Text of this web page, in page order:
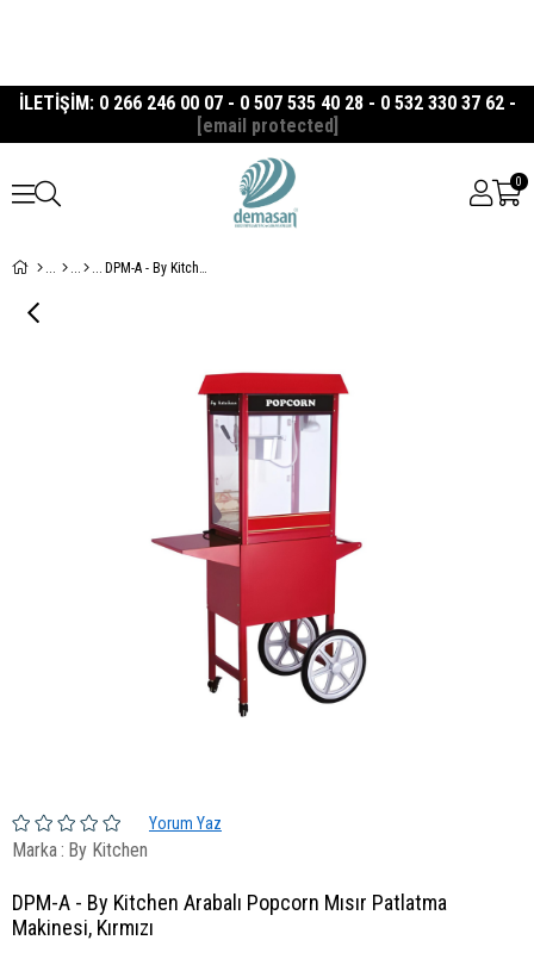
İLETİŞİM: 0 266 246 00 07 - 0 507 535 40 28 - 0 532 330 37 62 -
[email protected]
0
DPM-A - By Kitchen Arabalı Popcorn Mısır Patlatma Makinesi, Kırmızı
Yorum Yaz
Marka: By Kitchen
DPM-A - By Kitchen Arabalı Popcorn Mısır Patlatma
Makinesi, Kırmızı